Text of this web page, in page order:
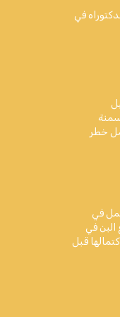
في
خطر
في
البن في
قبل